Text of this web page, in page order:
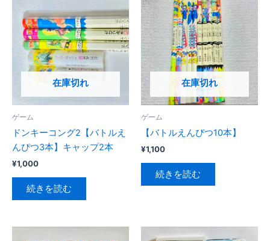
在庫切れ
ゲーム
ドンキーコング2【バトルえ
んぴつ3本】キャップ2本
¥1,000
続きを読む
在庫切れ
ゲーム
【バトルえんぴつ10本】
¥1,100
続きを読む